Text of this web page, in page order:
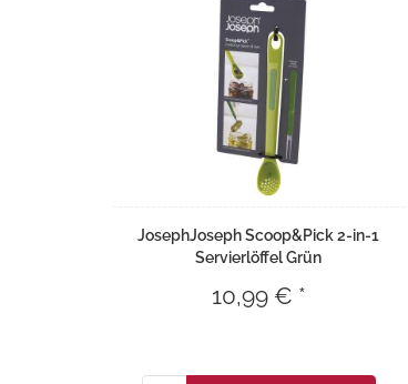
JosephJoseph Scoop&Pick 2-in-1
Servierlöffel Grün
10,99 € *